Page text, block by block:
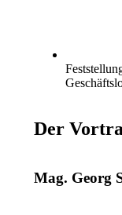
Der
Mag. Georg